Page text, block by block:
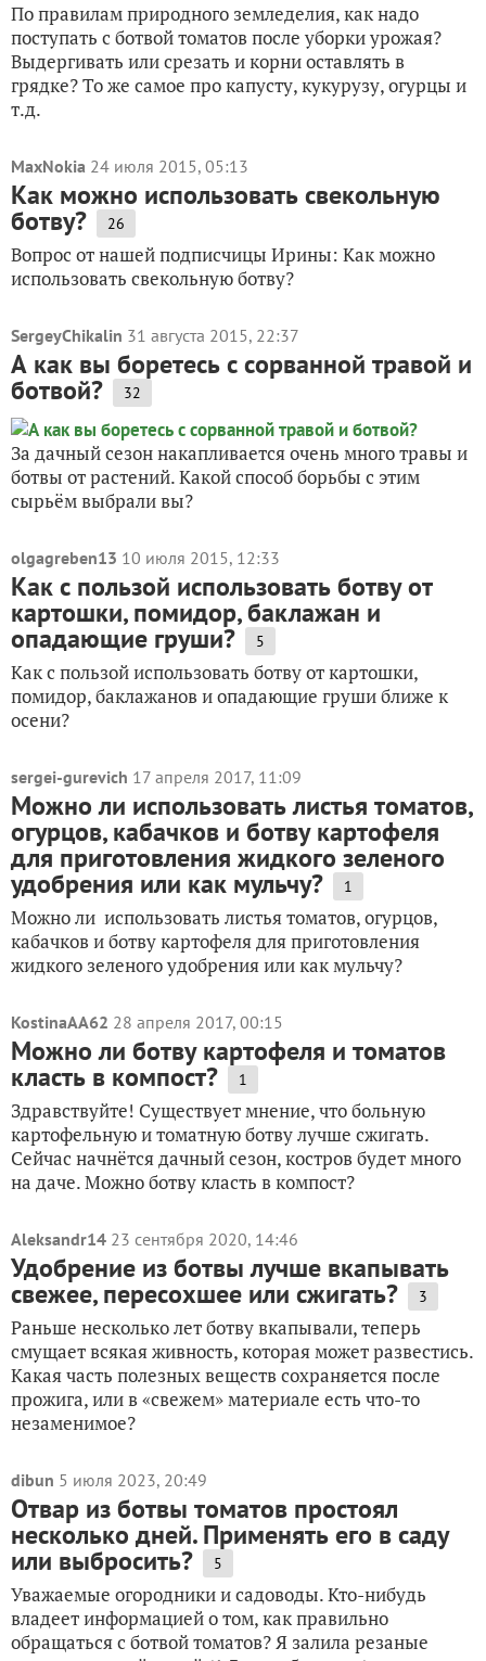
По правилам природного земледелия, как надо
поступать с ботвой томатов после уборки урожая?
Выдергивать или срезать и корни оставлять в
грядке? То же самое про капусту, кукурузу, огурцы и
т.д.
MaxNokia 24 июля 2015, 05:13
Как можно использовать свекольную
ботву? 26
Вопрос от нашей подписчицы Ирины: Как можно
использовать свекольную ботву?
SergeyChikalin 31 августа 2015, 22:37
А как вы боретесь с сорванной травой и
ботвой? 32
За дачный сезон накапливается очень много травы и
ботвы от растений. Какой способ борьбы с этим
сырьём выбрали вы?
olgagreben13 10 июля 2015, 12:33
Как с пользой использовать ботву от
картошки, помидор, баклажан и
опадающие груши? 5
Как с пользой использовать ботву от картошки,
помидор, баклажанов и опадающие груши ближе к
осени?
sergei-gurevich 17 апреля 2017, 11:09
Можно ли использовать листья томатов,
огурцов, кабачков и ботву картофеля
для приготовления жидкого зеленого
удобрения или как мульчу? 1
Можно ли использовать листья томатов, огурцов,
кабачков и ботву картофеля для приготовления
жидкого зеленого удобрения или как мульчу?
KostinaAA62 28 апреля 2017, 00:15
Можно ли ботву картофеля и томатов
класть в компост? 1
Здравствуйте! Существует мнение, что больную
картофельную и томатную ботву лучше сжигать.
Сейчас начнётся дачный сезон, костров будет много
на даче. Можно ботву класть в компост?
Aleksandr14 23 сентября 2020, 14:46
Удобрение из ботвы лучше вкапывать
свежее, пересохшее или сжигать? 3
Раньше несколько лет ботву вкапывали, теперь
смущает всякая живность, которая может развестись.
Какая часть полезных веществ сохраняется после
прожига, или в «свежем» материале есть что-то
незаменимое?
dibun 5 июля 2023, 20:49
Отвар из ботвы томатов простоял
несколько дней. Применять его в саду
или выбросить? 5
Уважаемые огородники и садоводы. Кто-нибудь
владеет информацией о том, как правильно
обращаться с ботвой томатов? Я залила резаные